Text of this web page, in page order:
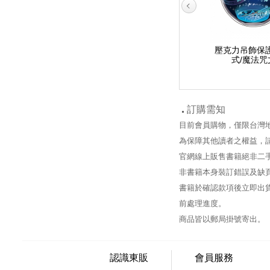
壓克力吊飾保
式/魔法咒
訂購需知
目前會員購物，僅限台灣
為保障其他讀者之權益，
官網線上販售書籍絕非二
非書籍本身裝訂錯誤及缺
書籍於確認款項後立即出
前處理進度。
商品皆以郵局掛號寄出。
認識東販 會員服務